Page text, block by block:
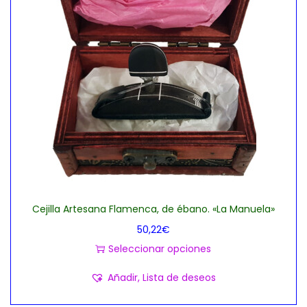
c
i
n
d
o
Cejilla Artesana Flamenca, de ébano. «La Manuela»
50,22€
Seleccionar opciones
Añadir, Lista de deseos